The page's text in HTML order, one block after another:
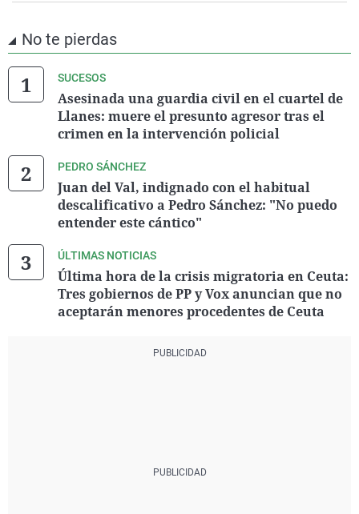
No te pierdas
SUCESOS
Asesinada una guardia civil en el cuartel de
Llanes: muere el presunto agresor tras el
crimen en la intervención policial
PEDRO SÁNCHEZ
Juan del Val, indignado con el habitual
descalificativo a Pedro Sánchez: "No puedo
entender este cántico"
ÚLTIMAS NOTICIAS
Última hora de la crisis migratoria en Ceuta:
Tres gobiernos de PP y Vox anuncian que no
aceptarán menores procedentes de Ceuta